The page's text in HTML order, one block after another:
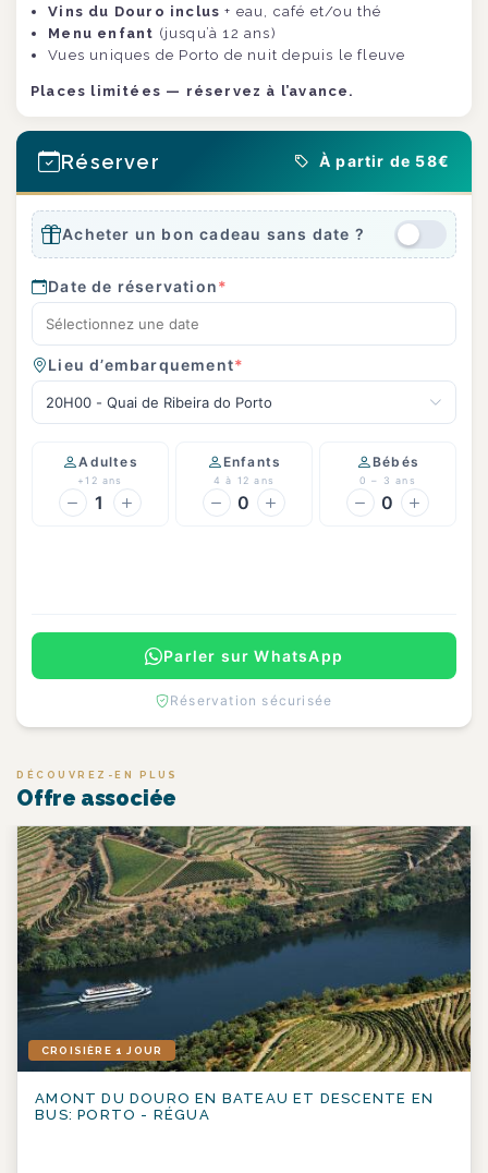
Vins du Douro inclus + eau, café et/ou thé
Menu enfant (jusqu’à 12 ans)
Vues uniques de Porto de nuit depuis le fleuve
Places limitées — réservez à l’avance.
Réserver À partir de 58€
Acheter un bon cadeau sans date ?
Date de réservation*
Lieu d’embarquement*
20H00 - Quai de Ribeira do Porto
Adultes
+12 ans
1
Enfants
4 à 12 ans
0
Bébés
0 – 3 ans
0
Parler sur WhatsApp
Réservation sécurisée
DÉCOUVREZ-EN PLUS
Offre associée
CROISIÈRE 1 JOUR
AMONT DU DOURO EN BATEAU ET DESCENTE EN
BUS: PORTO - RÉGUA